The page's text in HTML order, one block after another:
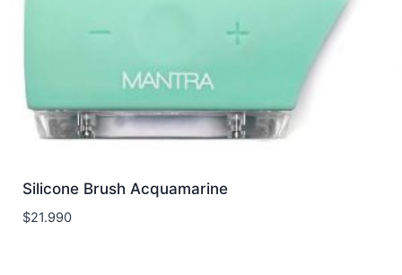
Silicone Brush Acquamarine
$21.990